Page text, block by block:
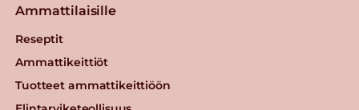
Ammattilaisille
Reseptit
Ammattikeittiöt
Tuotteet ammattikeittiöön